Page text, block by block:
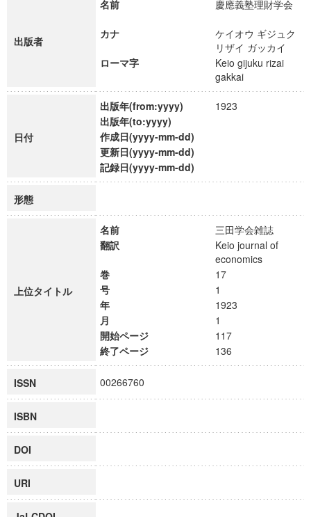
出版者
名前 慶應義塾理財学会
カナ
ケイオウ ギジュク
リザイ ガッカイ
ローマ字
Keio gijuku rizai
gakkai
日付
出版年(from:yyyy)
1923
出版年(to:yyyy)
作成日(yyyy-mm-dd)
更新日(yyyy-mm-dd)
記録日(yyyy-mm-dd)
形態
上位タイトル
名前
三田学会雑誌
翻訳
Keio journal of
economics
巻
17
号
1
年
1923
月
1
開始ページ
117
終了ページ
136
ISSN 00266760
ISBN
DOI
URI